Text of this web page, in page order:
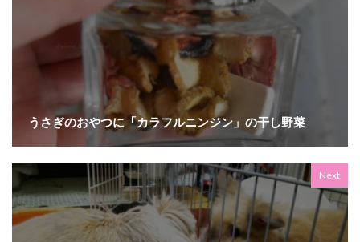
うさぎのおやつに「カラフルニンジン」の干し野菜
Next